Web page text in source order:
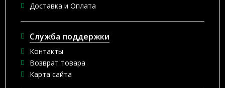
Доставка и Оплата
Служба поддержки
Контакты
Возврат товара
Карта сайта